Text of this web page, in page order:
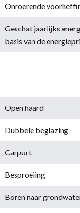
Onroerende
Geschat jaarlijks
basis van de
Open haard
Dubbele beglazing
Carport
Besproeiing
Boren naar